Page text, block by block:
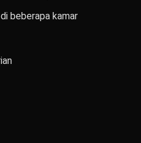
beberapa kamar